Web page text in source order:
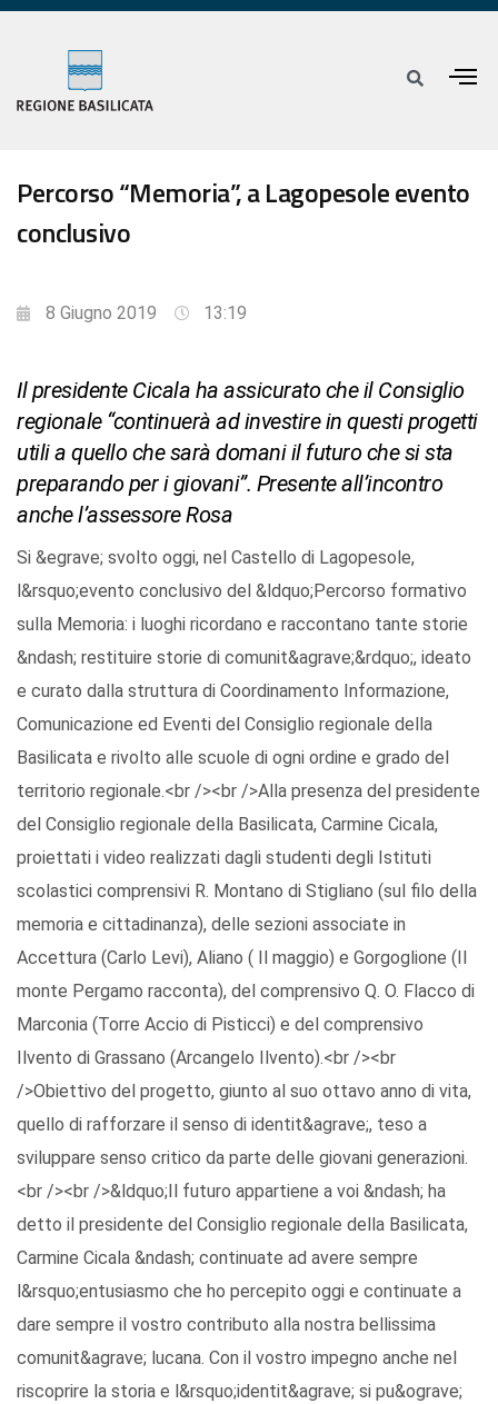
Percorso “Memoria”, a Lagopesole evento
conclusivo
8 Giugno 2019 13:19
Il presidente Cicala ha assicurato che il Consiglio
regionale “continuerà ad investire in questi progetti
utili a quello che sarà domani il futuro che si sta
preparando per i giovani”. Presente all’incontro
anche l’assessore Rosa
Si &egrave; svolto oggi, nel Castello di Lagopesole,
l&rsquo;evento conclusivo del &ldquo;Percorso formativo
sulla Memoria: i luoghi ricordano e raccontano tante storie
&ndash; restituire storie di comunit&agrave;&rdquo;, ideato
e curato dalla struttura di Coordinamento Informazione,
Comunicazione ed Eventi del Consiglio regionale della
Basilicata e rivolto alle scuole di ogni ordine e grado del
territorio regionale.<br /><br />Alla presenza del presidente
del Consiglio regionale della Basilicata, Carmine Cicala,
proiettati i video realizzati dagli studenti degli Istituti
scolastici comprensivi R. Montano di Stigliano (sul filo della
memoria e cittadinanza), delle sezioni associate in
Accettura (Carlo Levi), Aliano ( Il maggio) e Gorgoglione (Il
monte Pergamo racconta), del comprensivo Q. O. Flacco di
Marconia (Torre Accio di Pisticci) e del comprensivo
Ilvento di Grassano (Arcangelo Ilvento).<br /><br
/>Obiettivo del progetto, giunto al suo ottavo anno di vita,
quello di rafforzare il senso di identit&agrave;, teso a
sviluppare senso critico da parte delle giovani generazioni.
<br /><br />&ldquo;Il futuro appartiene a voi &ndash; ha
detto il presidente del Consiglio regionale della Basilicata,
Carmine Cicala &ndash; continuate ad avere sempre
l&rsquo;entusiasmo che ho percepito oggi e continuate a
dare sempre il vostro contributo alla nostra bellissima
comunit&agrave; lucana. Con il vostro impegno anche nel
riscoprire la storia e l&rsquo;identit&agrave; si pu&ograve;